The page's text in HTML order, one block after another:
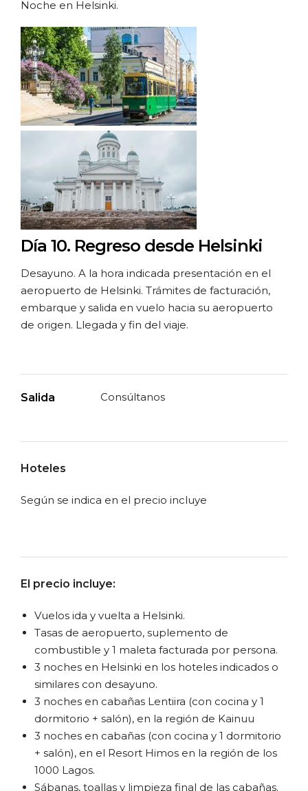
Noche en Helsinki.
Día 10. Regreso desde Helsinki
Desayuno. A la hora indicada presentación en el
aeropuerto de Helsinki. Trámites de facturación,
embarque y salida en vuelo hacia su aeropuerto
de origen. Llegada y fin del viaje.
Salida Consúltanos
Hoteles
Según se indica en el precio incluye
El precio incluye:
Vuelos ida y vuelta a Helsinki.
Tasas de aeropuerto, suplemento de
combustible y 1 maleta facturada por persona.
3 noches en Helsinki en los hoteles indicados o
similares con desayuno.
3 noches en cabañas Lentiira (con cocina y 1
dormitorio + salón), en la región de Kainuu
3 noches en cabañas (con cocina y 1 dormitorio
+ salón), en el Resort Himos en la región de los
1000 Lagos.
Sábanas, toallas y limpieza final de las cabañas.